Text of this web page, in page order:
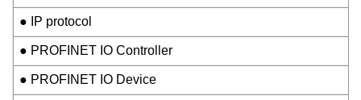
● IP protocol
● PROFINET IO Controller
● PROFINET IO Device